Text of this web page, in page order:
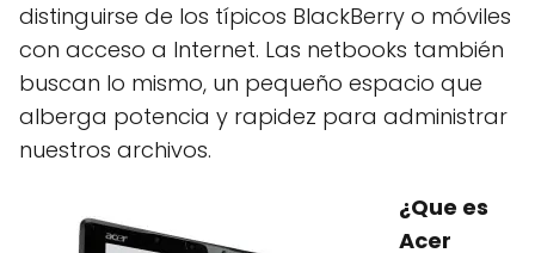
distinguirse de los típicos BlackBerry o móviles
con acceso a Internet. Las netbooks también
buscan lo mismo, un pequeño espacio que
alberga potencia y rapidez para administrar
nuestros archivos.
¿Que es
Acer